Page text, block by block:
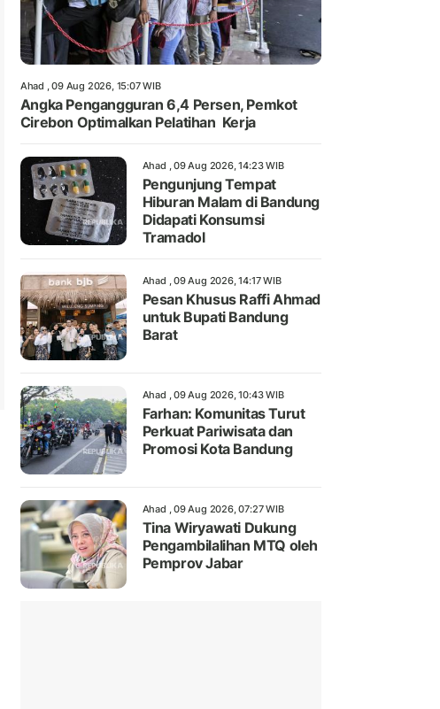
Ahad , 09 Aug 2026, 15:07 WIB
Angka Pengangguran 6,4 Persen, Pemkot
Cirebon Optimalkan Pelatihan Kerja
Ahad , 09 Aug 2026, 14:23 WIB
Pengunjung Tempat
Hiburan Malam di Bandung
Didapati Konsumsi
Tramadol
Ahad , 09 Aug 2026, 14:17 WIB
Pesan Khusus Raffi Ahmad
untuk Bupati Bandung
Barat
Ahad , 09 Aug 2026, 10:43 WIB
Farhan: Komunitas Turut
Perkuat Pariwisata dan
Promosi Kota Bandung
Ahad , 09 Aug 2026, 07:27 WIB
Tina Wiryawati Dukung
Pengambilalihan MTQ oleh
Pemprov Jabar